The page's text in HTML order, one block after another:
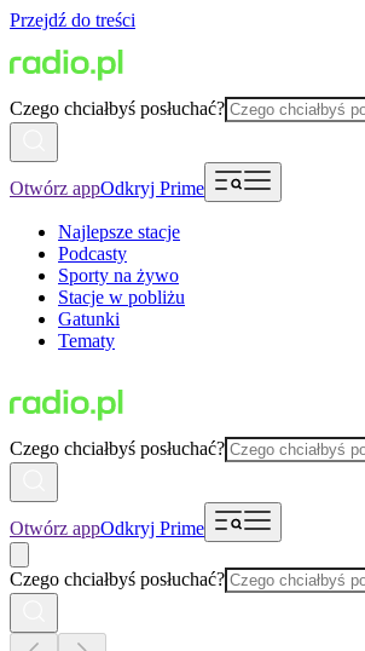
Przejdź do treści
Czego chciałbyś posłuchać?
Otwórz appOdkryj Prime
Najlepsze stacje
Podcasty
Sporty na żywo
Stacje w pobliżu
Gatunki
Tematy
Czego chciałbyś posłuchać?
Otwórz appOdkryj Prime
Czego chciałbyś posłuchać?